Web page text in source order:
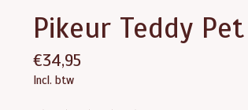
Pikeur Teddy
€34,95
Incl. btw